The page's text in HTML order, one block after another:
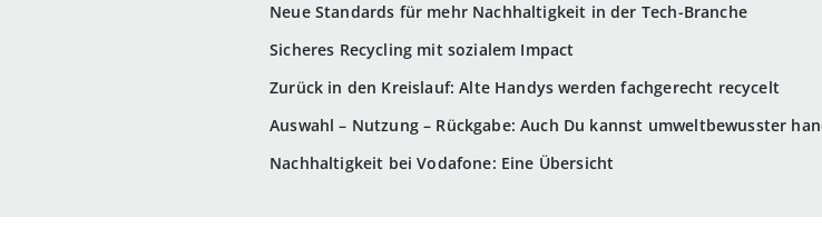
Neue Standards für mehr Nachhaltigkeit in der Tech-Branche
Sicheres Recycling mit sozialem Impact
Zurück in den Kreislauf: Alte Handys werden fachgerecht recycelt
Auswahl – Nutzung – Rückgabe: Auch Du kannst umweltbewusster
Nachhaltigkeit bei Vodafone: Eine Übersicht